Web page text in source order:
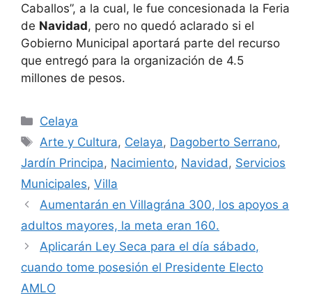
Caballos”, a la cual, le fue concesionada la Feria
de Navidad, pero no quedó aclarado si el
Gobierno Municipal aportará parte del recurso
que entregó para la organización de 4.5
millones de pesos.
Categorías
Celaya
Etiquetas
Arte y Cultura, Celaya, Dagoberto Serrano,
Jardín Principa, Nacimiento, Navidad , Servicios
Municipales, Villa
Aumentarán en Villagrána 300, los apoyos a
adultos mayores, la meta eran 160.
Aplicarán Ley Seca para el día sábado,
cuando tome posesión el Presidente Electo
AMLO